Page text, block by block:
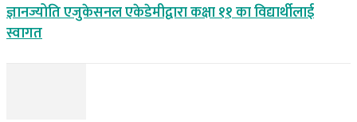
ज्ञानज्योति एजुकेसनल एकेडेमीद्वारा कक्षा ११ का विद्यार्थीलाई
स्वागत